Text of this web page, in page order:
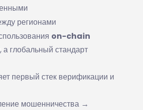
регионами
on-chain
а глобальный стандарт
первый стек верификации и
мошенничества →